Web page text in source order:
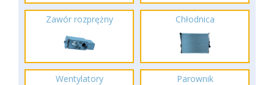
Zawór rozprężny Chłodnica
Wentylatory Parownik